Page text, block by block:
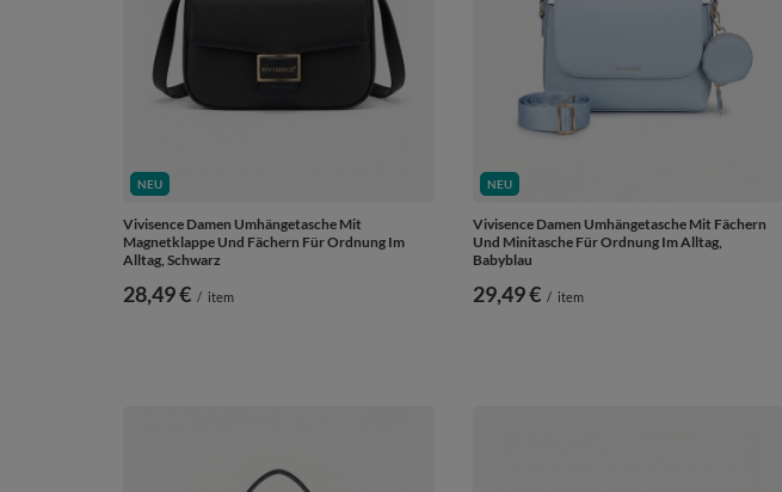
NEU
Vivisence Damen Umhängetasche Mit
Magnetklappe Und Fächern Für Ordnung Im
Alltag, Schwarz
28,49 € / item
NEU
Vivisence Damen Umhängetasche Mit Fächern
Und Minitasche Für Ordnung Im Alltag,
Babyblau
29,49 € / item